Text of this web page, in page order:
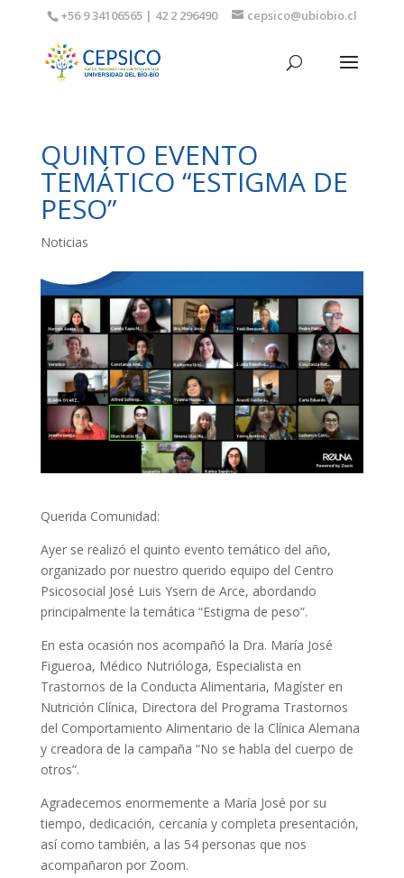
+56 9 34106565 | 42 2 296490 cepsico@ubiobio.cl
QUINTO EVENTO
TEMÁTICO “ESTIGMA DE
PESO”
Noticias
Querida Comunidad:
Ayer se realizó el quinto evento temático del año,
organizado por nuestro querido equipo del Centro
Psicosocial José Luis Ysern de Arce, abordando
principalmente la temática “Estigma de peso”.
En esta ocasión nos acompañó la Dra. María José
Figueroa, Médico Nutrióloga, Especialista en
Trastornos de la Conducta Alimentaria, Magíster en
Nutrición Clínica, Directora del Programa Trastornos
del Comportamiento Alimentario de la Clínica Alemana
y creadora de la campaña “No se habla del cuerpo de
otros”.
Agradecemos enormemente a María José por su
tiempo, dedicación, cercanía y completa presentación,
así como también, a las 54 personas que nos
acompañaron por Zoom.